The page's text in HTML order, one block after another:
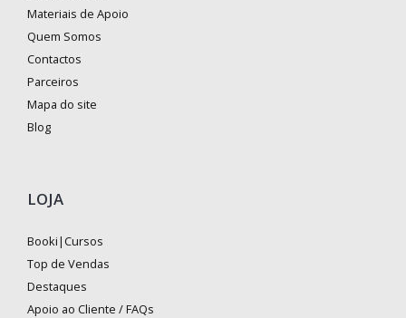
Materiais de Apoio
Quem Somos
Contactos
Parceiros
Mapa do site
Blog
LOJA
Booki|Cursos
Top de Vendas
Destaques
Apoio ao Cliente / FAQs